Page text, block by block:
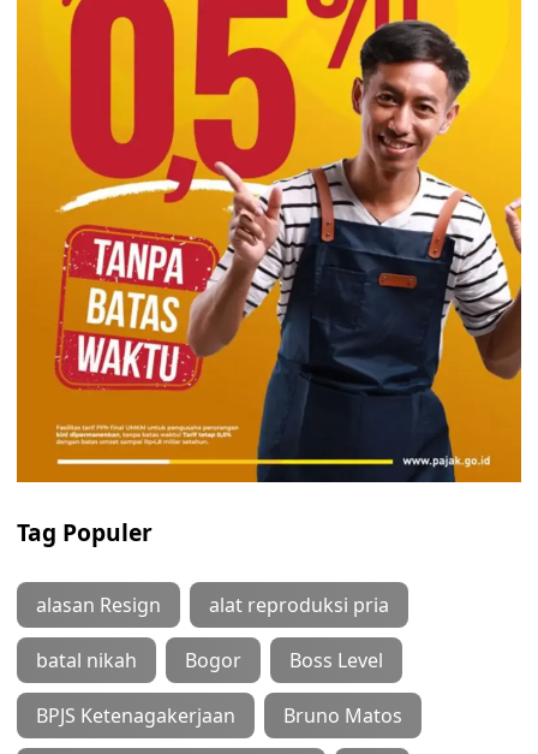
Tag Populer
alasan Resign alat reproduksi pria
batal nikah Bogor Boss Level
BPJS Ketenagakerjaan Bruno Matos